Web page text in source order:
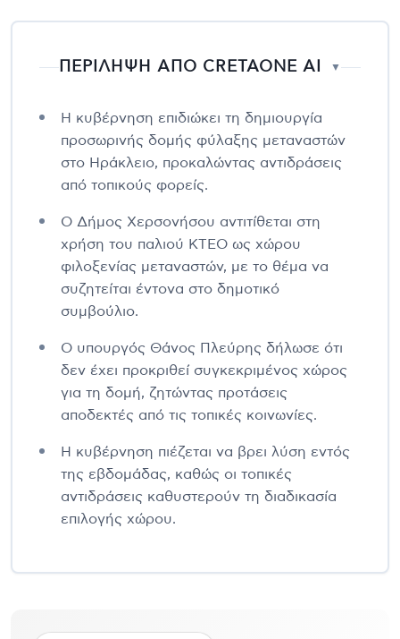
ΠΕΡΙΛΗΨΗ ΑΠΟ CRETAONE AI ▼
Η κυβέρνηση επιδιώκει τη δημιουργία
προσωρινής δομής φύλαξης μεταναστών
στο Ηράκλειο, προκαλώντας αντιδράσεις
από τοπικούς φορείς.
Ο Δήμος Χερσονήσου αντιτίθεται στη
χρήση του παλιού ΚΤΕΟ ως χώρου
φιλοξενίας μεταναστών, με το θέμα να
συζητείται έντονα στο δημοτικό
συμβούλιο.
Ο υπουργός Θάνος Πλεύρης δήλωσε ότι
δεν έχει προκριθεί συγκεκριμένος χώρος
για τη δομή, ζητώντας προτάσεις
αποδεκτές από τις τοπικές κοινωνίες.
Η κυβέρνηση πιέζεται να βρει λύση εντός
της εβδομάδας, καθώς οι τοπικές
αντιδράσεις καθυστερούν τη διαδικασία
επιλογής χώρου.